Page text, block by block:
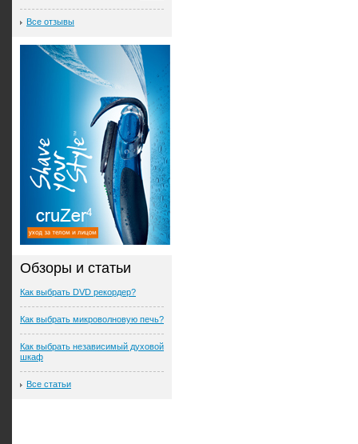
Все отзывы
Обзоры и статьи
Как выбрать DVD рекордер?
Как выбрать микроволновую печь?
Как выбрать независимый духовой
шкаф
Все статьи